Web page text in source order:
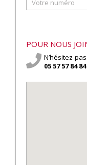
POUR NOUS
N’hésitez
05 57 57 84 84